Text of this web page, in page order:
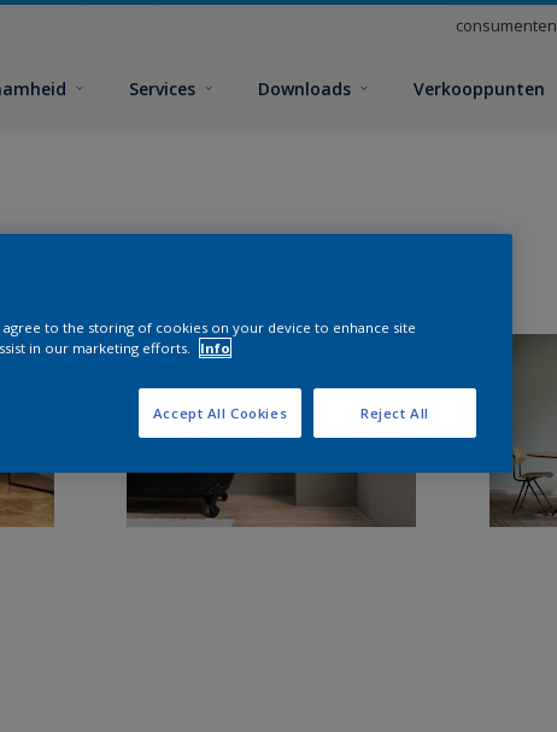
consumenten
Services Downloads Verkooppunten
agree to the storing of cookies on your device to enhance site
in our marketing efforts.
Info
Reject All
Accept All Cookies